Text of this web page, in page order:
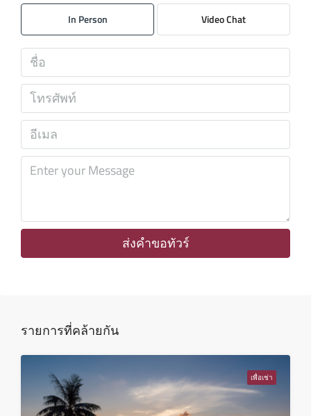
08
09
10
ส.ค.
ส.ค.
In Person Video Chat
ส่งคำขอทัวร์
รายการที่คล้ายกัน
เพื่อเช่า